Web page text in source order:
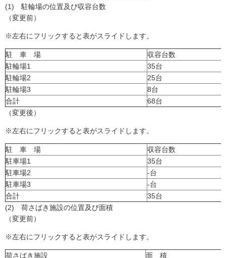
(1) 駐輪場の位置及び収容台数
（変更前）
※左右にフリックすると表がスライドします。
駐 車 場
収容台数
駐輪場1
35台
駐輪場2
25台
駐輪場3
8台
合計
68台
（変更後）
※左右にフリックすると表がスライドします。
駐 車 場
収容台数
駐車場1
35台
駐車場2
-台
駐車場3
-台
合計
35台
(2) 荷さばき施設の位置及び面積
（変更前）
※左右にフリックすると表がスライドします。
荷さばき施設
面 積